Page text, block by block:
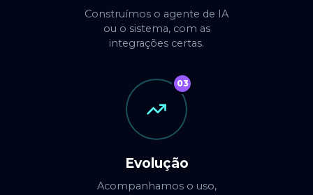
Construímos o agente de IA
ou o sistema, com as
integrações certas.
03
Evolução
Acompanhamos o uso,